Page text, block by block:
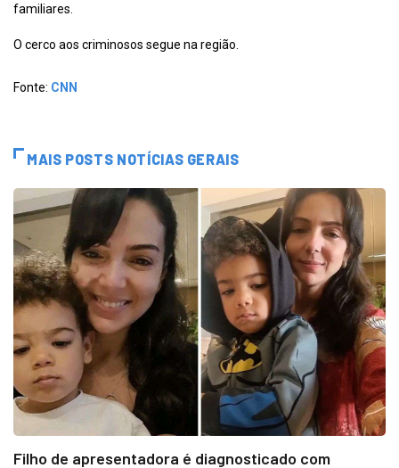
familiares.
O cerco aos criminosos segue na região.
Fonte: CNN
MAIS POSTS NOTÍCIAS GERAIS
Filho de apresentadora é diagnosticado com